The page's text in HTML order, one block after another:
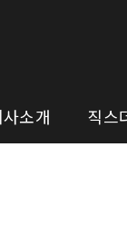
소개 직스